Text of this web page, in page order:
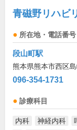
青磁野リハビ
所在地・電話番号
段山町駅
熊本県熊本市西区
096-354-1731
診療科目
内科 神経内科